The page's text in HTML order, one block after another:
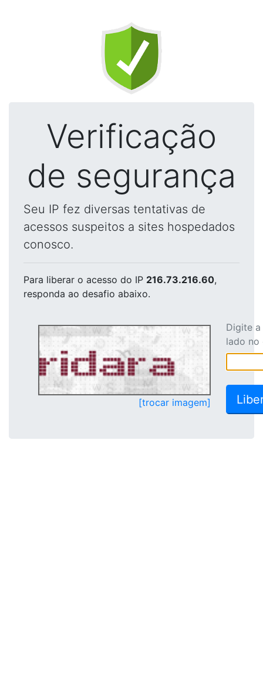
Verificação
de segurança
Seu IP fez diversas tentativas de
acessos suspeitos a sites hospedados
conosco.
Para liberar o acesso do IP 216.73.216.60,
responda ao desafio abaixo.
[trocar imagem]
Digite
lado no